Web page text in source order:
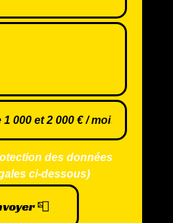
des données
ci-dessous)
📮